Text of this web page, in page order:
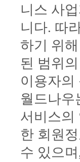
니스 사
니다. 따
하기 위
된 범위
이용자의
월드나우
서비스의
한 회원
수 있으